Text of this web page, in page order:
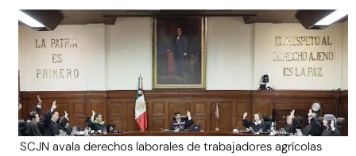
SCJN avala derechos laborales de trabajadores agrícolas